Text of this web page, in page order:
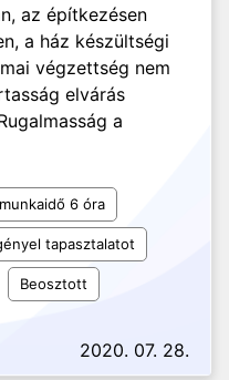
az építkezésen
a ház készültségi
végzettség nem
elvárás
a
6 óra
tapasztalatot
Beosztott
2020. 07. 28.